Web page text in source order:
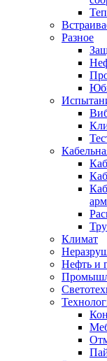
Разное
Климат
Нефть и